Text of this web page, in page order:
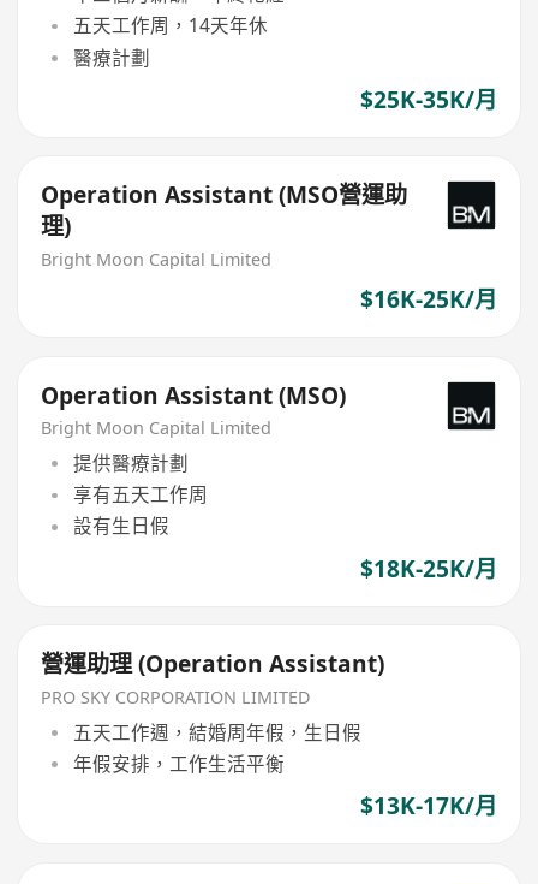
五天工作周，14天年休
醫療計劃
$25K-35K/月
Operation Assistant (MSO營運助
理)
Bright Moon Capital Limited
$16K-25K/月
Operation Assistant (MSO)
Bright Moon Capital Limited
提供醫療計劃
享有五天工作周
設有生日假
$18K-25K/月
營運助理 (Operation Assistant)
PRO SKY CORPORATION LIMITED
五天工作週，結婚周年假，生日假
年假安排，工作生活平衡
$13K-17K/月